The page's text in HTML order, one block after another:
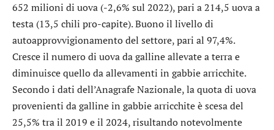
652 milioni di uova (-2,6% sul 2022), pari a 214,5 uova a
testa (13,5 chili pro-capite). Buono il livello di
autoapprovvigionamento del settore, pari al 97,4%.
Cresce il numero di uova da galline allevate a terra e
diminuisce quello da allevamenti in gabbie arricchite.
Secondo i dati dell’Anagrafe Nazionale, la quota di uova
provenienti da galline in gabbie arricchite è scesa del
25,5% tra il 2019 e il 2024, risultando notevolmente